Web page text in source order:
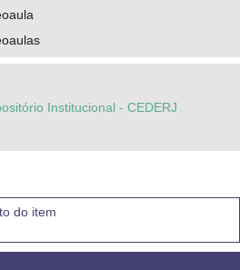
Institucional - CEDERJ
do item